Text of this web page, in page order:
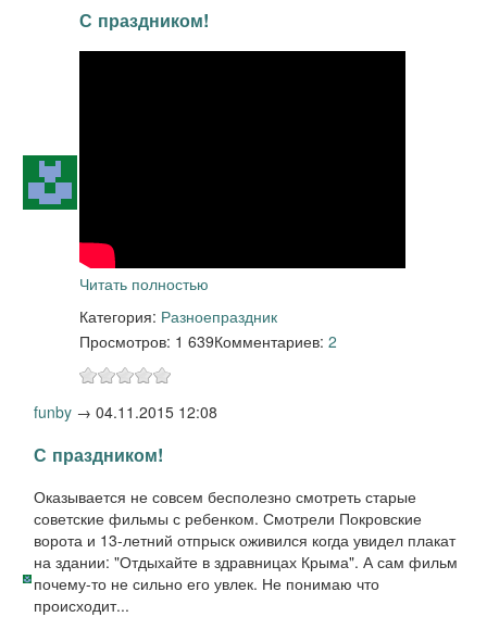
С праздником!
Читать полностью
Категория: Разноепраздник
Просмотров: 1 639Комментариев: 2
funby → 04.11.2015 12:08
С праздником!
Оказывается не совсем бесполезно смотреть старые
советские фильмы с ребенком. Смотрели Покровские
ворота и 13-летний отпрыск оживился когда увидел плакат
на здании: "Отдыхайте в здравницах Крыма". А сам фильм
почему-то не сильно его увлек. Не понимаю что
происходит...